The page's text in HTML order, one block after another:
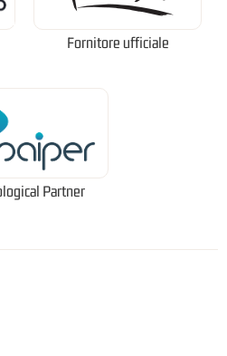
Fornitore ufficiale
Partner